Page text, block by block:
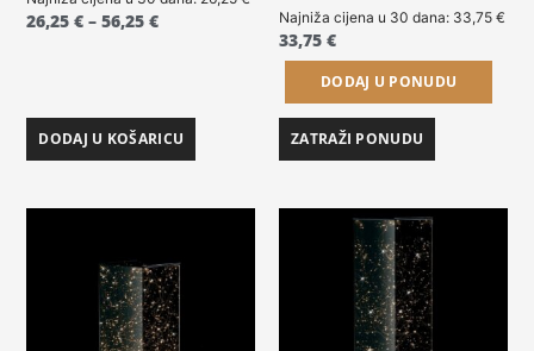
26,25€ – 56,25€
DODAJ U KOŠARICU
Najniža cijena u 30 dana: 33,75 €
33,75 €
DODAJ U PONUDU
ZATRAŽI PONUDU